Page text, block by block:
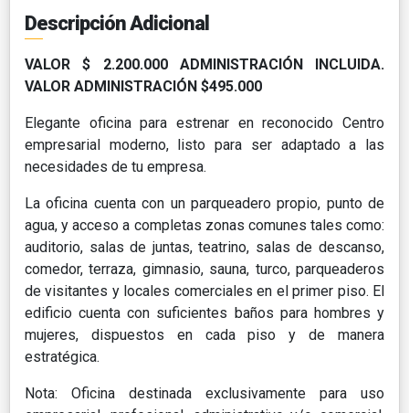
Descripción Adicional
VALOR $ 2.200.000 ADMINISTRACIÓN INCLUIDA.
VALOR ADMINISTRACIÓN $495.000
Elegante oficina para estrenar en reconocido Centro
empresarial moderno, listo para ser adaptado a las
necesidades de tu empresa.
La oficina cuenta con un parqueadero propio, punto de
agua, y acceso a completas zonas comunes tales como:
auditorio, salas de juntas, teatrino, salas de descanso,
comedor, terraza, gimnasio, sauna, turco, parqueaderos
de visitantes y locales comerciales en el primer piso. El
edificio cuenta con suficientes baños para hombres y
mujeres, dispuestos en cada piso y de manera
estratégica.
Nota: Oficina destinada exclusivamente para uso